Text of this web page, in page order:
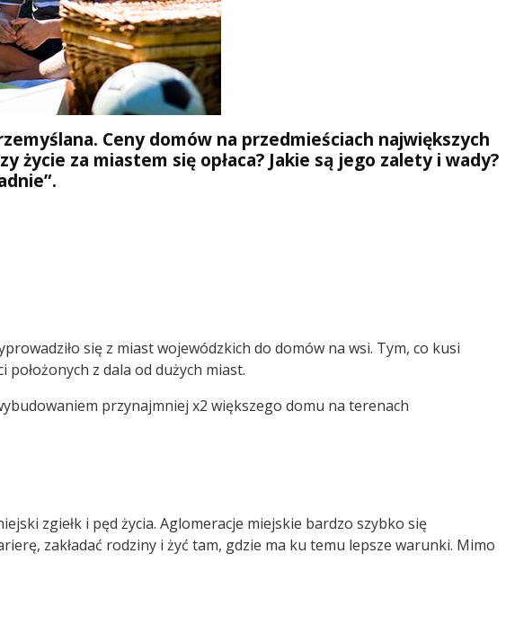
Ceny domów na przedmieściach największych
za miastem się opłaca? Jakie są jego zalety i wady?
się z miast wojewódzkich do domów na wsi. Tym, co kusi
z dala od dużych miast.
przynajmniej x2 większego domu na terenach
zgiełk i pęd życia. Aglomeracje miejskie bardzo szybko się
zakładać rodziny i żyć tam, gdzie ma ku temu lepsze warunki. Mimo